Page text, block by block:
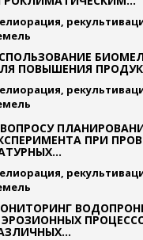
ПОВЫШЕНИЯ
ПРИ